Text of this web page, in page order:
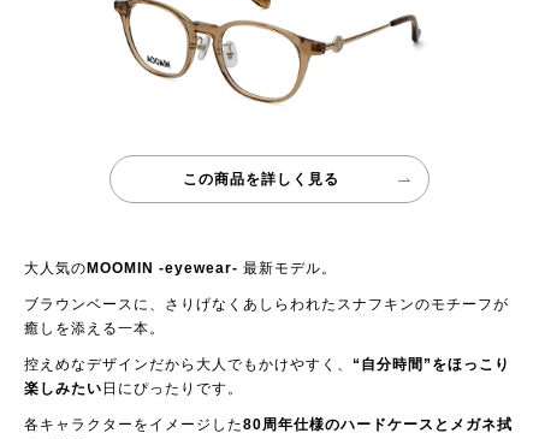
この商品を詳しく見る
大人気の MOOMIN -eyewear- 最新モデル。
ブラウンベースに、さりげなくあしらわれたスナフキンのモチーフが
癒しを添える一本。
控えめなデザインだから大人でもかけやすく、 “自分時間”をほっこり
楽しみたい 日にぴったりです。
各キャラクターをイメージした80周年仕様のハードケースとメガネ拭